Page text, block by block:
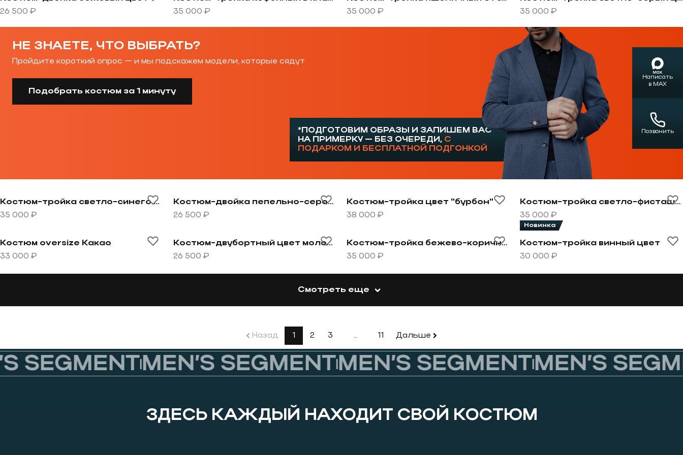
26 500 ₽
35 000 ₽
35 000 ₽
35 000 ₽
НЕ ЗНАЕТЕ, ЧТО ВЫБРАТЬ?
Пройдите короткий опрос — и мы подскажем модели, которые сядут
Подобрать костюм за 1 минуту
*ПОДГОТОВИМ ОБРАЗЫ И ЗАПИШЕМ ВАС
НА ПРИМЕРКУ — БЕЗ ОЧЕРЕДИ, С
ПОДАРКОМ И БЕСПЛАТНОЙ ПОДГОНКОЙ
Перейти к товару Костюм-тройка светло-синего цвета
Костюм-тройка светло-синего цвета
35 000 ₽
Перейти к товару Костюм-двойка пепельно-серого цвета
Костюм-двойка пепельно-серого цвета
26 500 ₽
Перейти к товару Костюм-тройка цвет "бурбон"
Костюм-тройка цвет "бурбон"
38 000 ₽
Перейти к товару Костюм-тройка
Костюм-тройка светло-фисташковый
35 000 ₽
Перейти к товару Костюм oversize Какао
Костюм oversize Какао
33 000 ₽
Перейти к товару Костюм-двубортный цвет молочный шоколад
Костюм-двубортный цвет молочный шоколад
26 500 ₽
Перейти к товару Костюм-тройка бежево-коричневый комбинированный
Костюм-тройка бежево-коричневый комбинированный
35 000 ₽
Перейти к товару Костюм-тройка
Новинка
Костюм-тройка винный цвет
30 000 ₽
Смотреть еще
Назад 1 2 3 … 11 Дальше
MEN’S SEGMENTMEN’S SEGMENTMEN’S
ЗДЕСЬ КАЖДЫЙ НАХОДИТ СВОЙ КОСТЮМ
Написать
в MAX
Позвонить